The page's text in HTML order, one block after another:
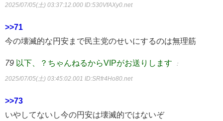
2025/07/05(土) 03:37:12.000 ID:530VfAXy0.net
>>71
今の壊滅的な円安まで民主党のせいにするのは無理筋
79 以下、？ちゃんねるからVIPがお送りします ：
2025/07/05(土) 03:45:02.001 ID:SRfr4Ho80.net
>>73
いやしてないし今の円安は壊滅的ではないぞ